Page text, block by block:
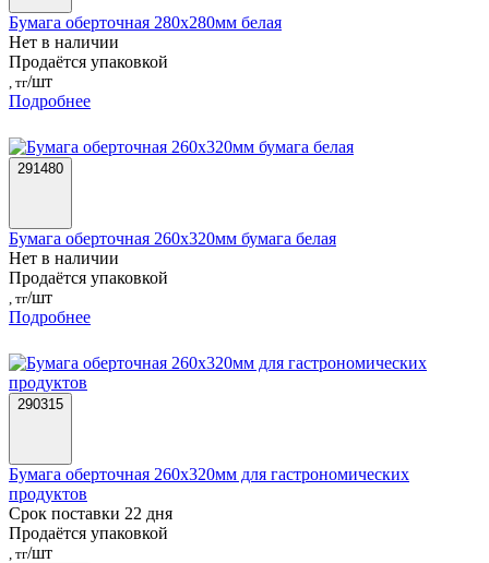
Бумага оберточная 280х280мм белая
Нет в наличии
Продаётся упаковкой
, тг/шт
Подробнее
291480
Бумага оберточная 260х320мм бумага белая
Нет в наличии
Продаётся упаковкой
, тг/шт
Подробнее
290315
Бумага оберточная 260х320мм для гастрономических
продуктов
Срок поставки 22 дня
Продаётся упаковкой
, тг/шт